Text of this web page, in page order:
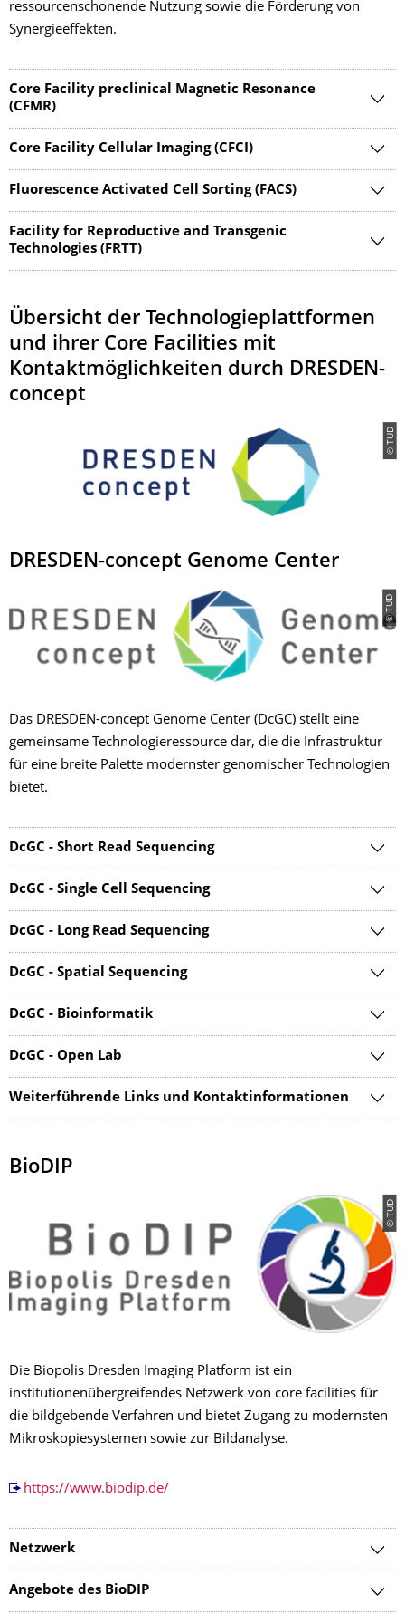
ressourcenschonende Nutzung sowie die Förderung von
Synergieeffekten.
Core Facility preclinical Magnetic Resonance
(CFMR)
Core Facility Cellular Imaging (CFCI)
Fluorescence Activated Cell Sorting (FACS)
Facility for Reproductive and Transgenic
Technologies (FRTT)
Übersicht der Technologieplattformen
und ihrer Core Facilities mit
Kontaktmöglichkeiten durch DRESDEN-
concept
© TUD
DRESDEN-concept Genome Center
© TUD
Das DRESDEN-concept Genome Center (DcGC) stellt eine
gemeinsame Technologieressource dar, die die Infrastruktur
für eine breite Palette modernster genomischer Technologien
bietet.
DcGC - Short Read Sequencing
DcGC - Single Cell Sequencing
DcGC - Long Read Sequencing
DcGC - Spatial Sequencing
DcGC - Bioinformatik
DcGC - Open Lab
Weiterführende Links und Kontaktinformationen
BioDIP
© TUD
Die Biopolis Dresden Imaging Platform ist ein
institutionenübergreifendes Netzwerk von core facilities für
die bildgebende Verfahren und bietet Zugang zu modernsten
Mikroskopiesystemen sowie zur Bildanalyse.
https://www.biodip.de/
Netzwerk
Angebote des BioDIP